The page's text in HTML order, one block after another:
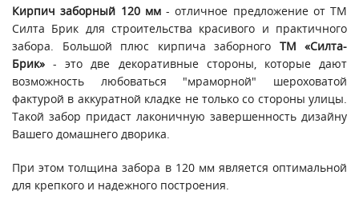
Кирпич заборный 120 мм - отличное предложение от ТМ
Силта Брик для строительства красивого и практичного
забора. Большой плюс кирпича заборного ТМ «Силта-
Брик» - это две декоративные стороны, которые дают
возможность любоваться "мраморной" шероховатой
фактурой в аккуратной кладке не только со стороны улицы.
Такой забор придаст лаконичную завершенность дизайну
Вашего домашнего дворика.
При этом толщина забора в 120 мм является оптимальной
для крепкого и надежного построения.